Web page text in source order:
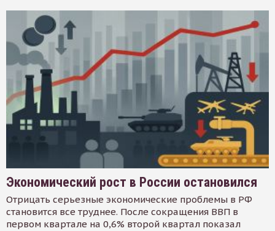
Экономический рост в России остановился
Отрицать серьезные экономические проблемы в РФ
становится все труднее. После сокращения ВВП в
первом квартале на 0,6% второй квартал показал